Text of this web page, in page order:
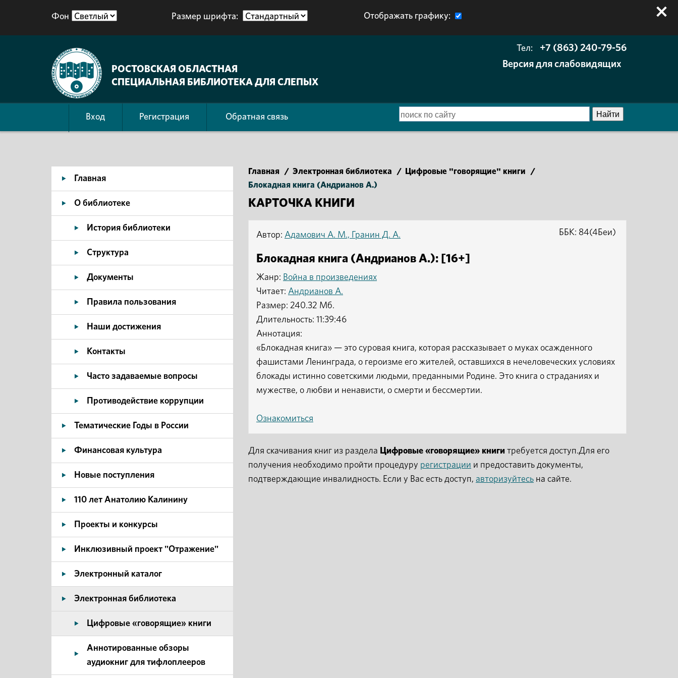
Фон Размер шрифта: Отображать графику:
РОСТОВСКАЯ ОБЛАСТНАЯ
СПЕЦИАЛЬНАЯ БИБЛИОТЕКА ДЛЯ СЛЕПЫХ
Тел:
+7 (863) 240-79-56
Версия для слабовидящих
Вход Регистрация Обратная связь
Главная
О библиотеке
История библиотеки
Структура
Документы
Правила пользования
Наши достижения
Контакты
Часто задаваемые вопросы
Противодействие коррупции
Тематические Годы в России
Финансовая культура
Новые поступления
110 лет Анатолию Калинину
Проекты и конкурсы
Инклюзивный проект "Отражение"
Электронный каталог
Электронная библиотека
Цифровые «говорящие» книги
Аннотированные обзоры
аудиокниг для тифлоплееров
Главная / Электронная библиотека / Цифровые "говорящие" книги
/
Блокадная книга (Андрианов А.)
КАРТОЧКА КНИГИ
Автор: Адамович А. М., Гранин Д. А.
Блокадная книга (Андрианов А.): [16+]
Жанр: Война в произведениях
Читает: Андрианов А.
ББК: 84(4Беи)
Размер: 240.32 Мб.
Длительность: 11:39:46
Аннотация:
«Блокадная книга» — это суровая книга, которая рассказывает о муках осажденного
фашистами Ленинграда, о героизме его жителей, оставшихся в нечеловеческих условиях
блокады истинно советскими людьми, преданными Родине. Это книга о страданиях и
мужестве, о любви и ненависти, о смерти и бессмертии.
Ознакомиться
Для скачивания книг из раздела Цифровые «говорящие» книги требуется доступ.Для его
получения необходимо пройти процедуру регистрации и предоставить документы,
подтверждающие инвалидность. Если у Вас есть доступ, авторизуйтесь на сайте.